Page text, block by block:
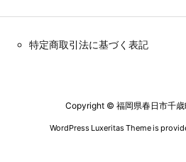
特定商取引法に基づく表記
Copyright © 福岡県春日市千歳
WordPress Luxeritas Theme is